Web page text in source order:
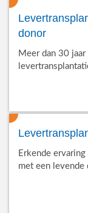
donor
Meer dan 30
Erkende
met een